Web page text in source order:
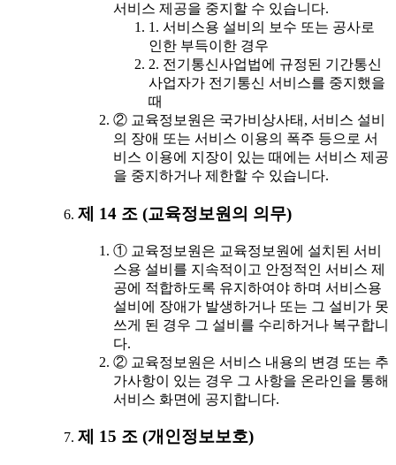
서비스 제공을 중지할 수 있습니다.
1. 서비스용 설비의 보수 또는 공사로
인한 부득이한 경우
2. 전기통신사업법에 규정된 기간통신
사업자가 전기통신 서비스를 중지했을
때
② 교육정보원은 국가비상사태, 서비스 설비
의 장애 또는 서비스 이용의 폭주 등으로 서
비스 이용에 지장이 있는 때에는 서비스 제공
을 중지하거나 제한할 수 있습니다.
제 14 조 (교육정보원의 의무)
① 교육정보원은 교육정보원에 설치된 서비
스용 설비를 지속적이고 안정적인 서비스 제
공에 적합하도록 유지하여야 하며 서비스용
설비에 장애가 발생하거나 또는 그 설비가 못
쓰게 된 경우 그 설비를 수리하거나 복구합니
다.
② 교육정보원은 서비스 내용의 변경 또는 추
가사항이 있는 경우 그 사항을 온라인을 통해
서비스 화면에 공지합니다.
제 15 조 (개인정보보호)